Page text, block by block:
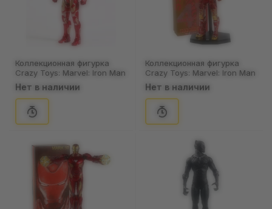
Коллекционная фигурка
Crazy Toys: Marvel: Iron Man
(Mark XLIII), (44388)
Нет в наличии
Коллекционная фигурка
Crazy Toys: Marvel: Iron Man
(Mark XLI) , (44410)
Нет в наличии